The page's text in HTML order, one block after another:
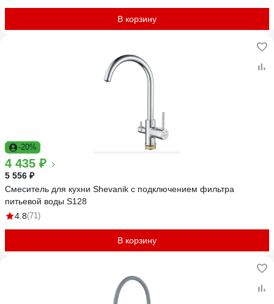
В корзину
-20%
4 435 ₽
5 556 ₽
Смеситель для кухни Shevanik с подключением фильтра
питьевой воды S128
4.8(71)
В корзину